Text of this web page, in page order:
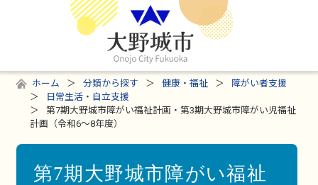
ホーム 分類から探す 健康・福祉
障がい者支援
日常生活・自立支援
第7期大野城市障がい福祉計画・第3期大野城市障がい児福祉
計画（令和6～8年度）
第7期大野城市障がい福祉